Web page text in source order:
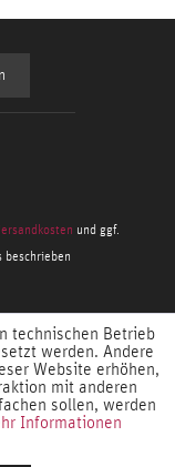
und ggf.
beschrieben
technischen Betrieb
werden. Andere
Website erhöhen,
mit anderen
sollen, werden
Informationen